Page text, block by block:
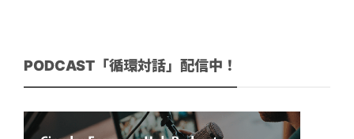
PODCAST「循環対話」配信中！